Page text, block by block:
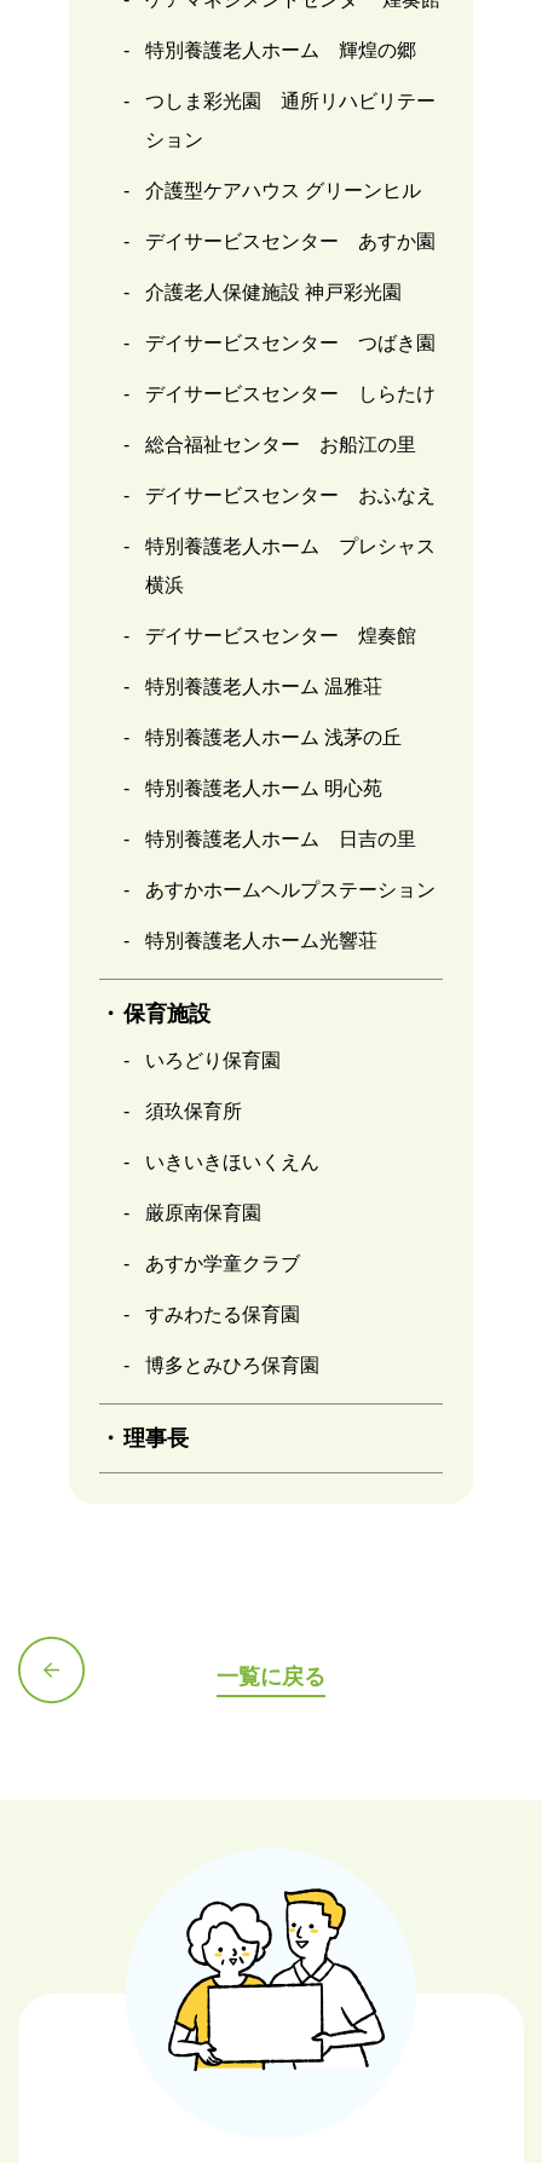
特別養護老人ホーム 輝煌の郷
つしま彩光園 通所リハビリテー
ション
介護型ケアハウス グリーンヒル
デイサービスセンター あすか園
介護老人保健施設 神戸彩光園
デイサービスセンター つばき園
デイサービスセンター しらたけ
総合福祉センター お船江の里
デイサービスセンター おふなえ
特別養護老人ホーム プレシャス
横浜
デイサービスセンター 煌奏館
特別養護老人ホーム 温雅荘
特別養護老人ホーム 浅茅の丘
特別養護老人ホーム 明心苑
特別養護老人ホーム 日吉の里
あすかホームヘルプステーション
特別養護老人ホーム光響荘
保育施設
いろどり保育園
須玖保育所
いきいきほいくえん
厳原南保育園
あすか学童クラブ
すみわたる保育園
博多とみひろ保育園
理事長
一覧に戻る